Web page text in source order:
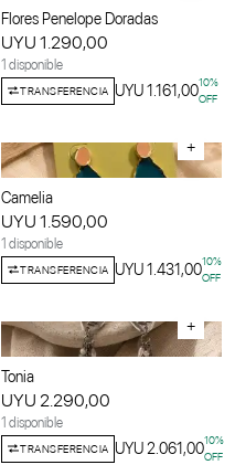
Flores Penelope Doradas
UYU 1.290,00
1 disponible
TRANSFERENCIA UYU 1.161,0010%
OFF
+
Camelia
UYU 1.590,00
1 disponible
TRANSFERENCIA UYU 1.431,0010%
OFF
+
Tonia
UYU 2.290,00
1 disponible
TRANSFERENCIA UYU 2.061,0010%
OFF